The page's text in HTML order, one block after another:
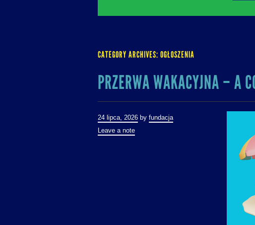
CATEGORY ARCHIVES: OGŁOSZENIA
PRZERWA WAKACYJNA – A
24 lipca, 2026 by fundacja
Leave a note